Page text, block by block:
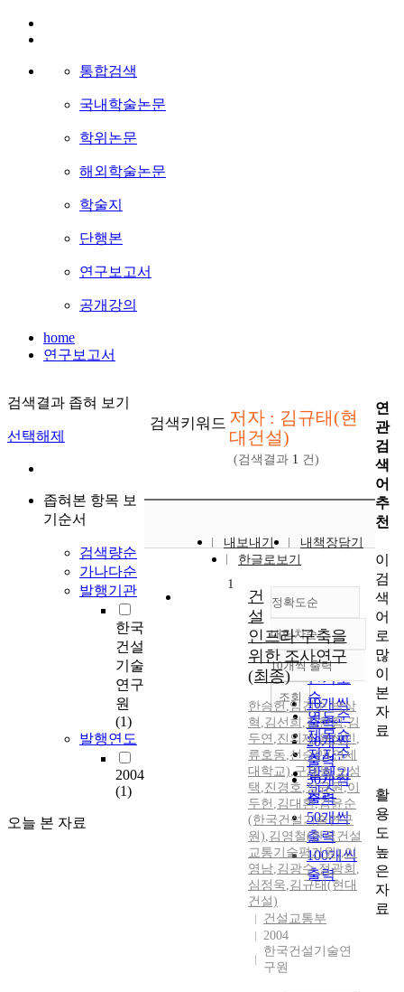
통합검색
국내학술논문
학위논문
해외학술논문
학술지
단행본
연구보고서
공개강의
home
연구보고서
검색결과 좁혀 보기
선택해제
좁혀본 항목 보
기순서
검색량순
가나다순
발행기관
한국
건설
기술
연구
원
(1)
발행연도
2004
(1)
오늘 본 자료
검색키워드 저자 : 김규태(현
대건설)
(검색결과 1 건)
내보내기
내책장담기
한글로보기
정확도순
정확도
순
인기도
순
연도순
제목순
저자순
발행기
관순
내림차순
내림차순
10개씩 출력
10개씩
출력
20개씩
출력
30개씩
출력
50개씩
출력
100개씩
출력
조회
1
건
설
인프라 구축을
위한 조사연구
(최종)
한승헌,임건순,박상
혁 ,김선희 ,김한힘,김
두연 ,진의재,윤성민 ,
류호동,선승민(연세
대학교),구재동,오성
택 ,진경호,정규원,이
두헌 ,김대환,김윤순
(한국건설기술연구
원),김영철(한국건설
교통기술평가원),이
영남,김광수,정광회 ,
심정욱,김규태(현대
건설)
건설교통부
2004
한국건설기술연
구원
연
관
검
색
어
추
천
이
검
색
어
로
많
이
본
자
료
활
용
도
높
은
자
료